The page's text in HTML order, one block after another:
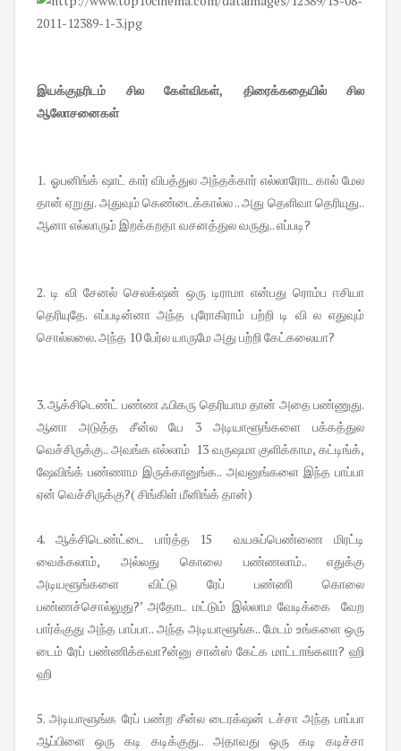
இயக்குநரிடம் சில கேள்விகள், திரைக்கதையில் சில
ஆலோசனைகள்
1. ஓபனிங்க் ஷாட் கார் விபத்துல அந்தக்கார் எல்லாரோட கால் மேல
தான் ஏறுது. அதுவும் கெண்டைக்கால்ல .. அது தெளிவா தெரியுது..
ஆனா எல்லாரும் இறக்கறதா வசனத்துல வருது.. எப்படி?
2. டி வி சேனல் செலக்‌ஷன் ஒரு டிராமா என்பது ரொம்ப ஈசியா
தெரியுதே. எப்படின்னா அந்த புரோகிராம் பற்றி டி வி ல எதுவும்
சொல்லலை. அந்த 10 பேர்ல யாருமே அது பற்றி கேட்கலையா?
3. ஆக்சிடெண்ட் பண்ண ஃபிகரு தெரியாம தான் அதை பண்ணுது.
ஆனா அடுத்த சீன்ல யே 3 அடியாளூங்களை பக்கத்துல
வெச்சிருக்கு.. அவங்க எல்லாம் 13 வருஷமா குளிக்காம, கட்டிங்க்,
ஷேவிங்க் பண்ணாம இருக்கானுங்க.. அவனுங்களை இந்த பாப்பா
ஏன் வெச்சிருக்கு?( சிங்கிள் மீனிங்க் தான்)
4. ஆக்சிடெண்ட்டை பார்த்த 15 வயசுப்பெண்ணை மிரட்டி
வைக்கலாம், அல்லது கொலை பண்ணலாம்.. எதுக்கு
அடியளூங்களை விட்டு ரேப் பண்ணி கொலை
பண்ணச்சொல்லுது?’ அதோட மட்டும் இல்லாம வேடிக்கை வேற
பார்க்குது அந்த பாப்பா.. அந்த அடியாளூங்க.. மேடம் உங்களை ஒரு
டைம் ரேப் பண்ணிக்கவா?ன்னு சான்ஸ் கேட்க மாட்டாங்களா? ஹி
ஹி
5. அடியாளூங்க ரேப் பண்ற சீன்ல டைரக்‌ஷன் டச்சா அந்த பாப்பா
ஆப்பிளை ஒரு கடி கடிக்குது.. அதாவது ஒரு கடி கடிச்சா